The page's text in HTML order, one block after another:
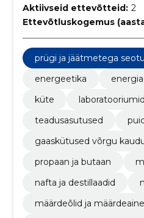
Aktiivseid ettevõtteid: 2
Ettevõtluskogemus
prügi ja jäätmetega
energeetika
küte
laboratooriumid
teadusasutused
gaaskütused võrgu
propaan ja butaan
nafta ja destillaadid
määrdeõlid ja